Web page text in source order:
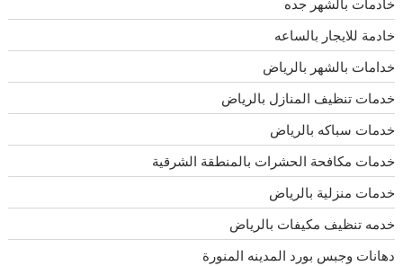
خادمات بالشهر جده
خادمة للايجار بالساعه
خدامات بالشهر بالرياض
خدمات تنظيف المنازل بالرياض
خدمات سباكه بالرياض
خدمات مكافحة الحشرات بالمنطقة الشرقية
خدمات منزلية بالرياض
خدمه تنظيف مكيفات بالرياض
دهانات وجبس بورد المدينه المنورة